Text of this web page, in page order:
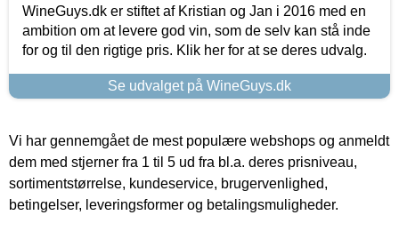
WineGuys.dk er stiftet af Kristian og Jan i 2016 med en
ambition om at levere god vin, som de selv kan stå inde
for og til den rigtige pris. Klik her for at se deres udvalg.
Se udvalget på WineGuys.dk
Vi har gennemgået de mest populære webshops og anmeldt
dem med stjerner fra 1 til 5 ud fra bl.a. deres prisniveau,
sortimentstørrelse, kundeservice, brugervenlighed,
betingelser, leveringsformer og betalingsmuligheder.